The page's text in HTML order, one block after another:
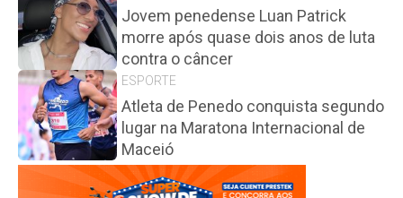
Jovem penedense Luan Patrick
morre após quase dois anos de luta
contra o câncer
ESPORTE
Atleta de Penedo conquista segundo
lugar na Maratona Internacional de
Maceió